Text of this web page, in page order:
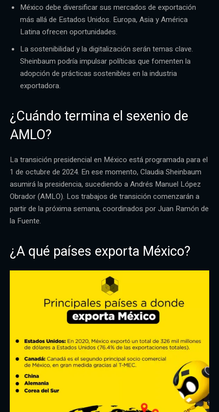
México debe diversificar sus mercados de exportación
más allá de Estados Unidos. Europa, Asia y América
Latina ofrecen oportunidades.
La sostenibilidad y la digitalización serán temas clave.
Sheinbaum podría impulsar políticas que fomenten la
adopción de prácticas sostenibles en la industria
exportadora.
¿Cuándo termina el sexenio de
AMLO?
La transición presidencial en México está programada para el
1 de octubre de 2024. En ese momento, Claudia Sheinbaum
asumirá la presidencia, sucediendo a Andrés Manuel López
Obrador (AMLO). Los trabajos de transición comenzarán a
partir de la próxima semana, coordinados por Juan Ramón de
la Fuente.
¿A qué países exporta México?